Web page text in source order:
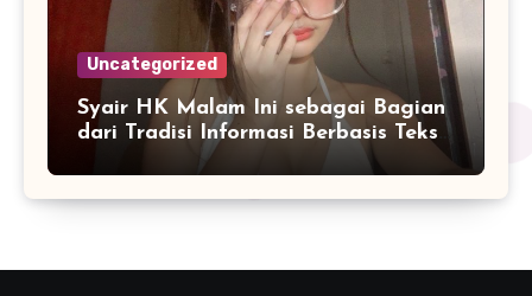
Uncategorized
Syair HK Malam Ini sebagai Bagian
dari Tradisi Informasi Berbasis Teks